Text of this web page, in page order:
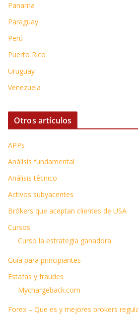
Panama
Paraguay
Perú
Puerto Rico
Uruguay
Venezuela
Otros artículos
APPs
Análisis fundamental
Análisis técnico
Activos subyacentes
Brókers que aceptan clientes de USA
Cursos
Curso la estrategia ganadora
Guía para principiantes
Estafas y fraudes
Mychargeback.com
Forex – Que es y mejores brokers